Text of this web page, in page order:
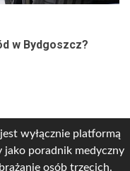
w Bydgoszcz?
wyłącznie platformą
poradnik medyczny
osób trzecich.